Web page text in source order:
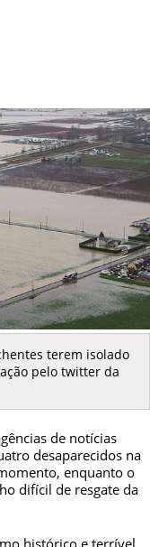
terem isolado
pelo twitter da
de notícias
desaparecidos na
enquanto o
difícil de resgate da
histórico e terrível